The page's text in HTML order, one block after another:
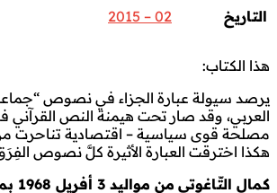
التاريخ 02 – 2015
هذا الكتاب:
يرصد سيولة عبارة الجزاء في نصوص
العربي، وقد صار تحت هيمنة النص القرآني
مصلحة قوى سياسية – اقتصادية تناحرت من
هكذا اخترقت العبارة الأثيرة كلَّ نصوص
كمال التّاغوتي من مواليد 3 أفريل 1968 بمدينة تونس.